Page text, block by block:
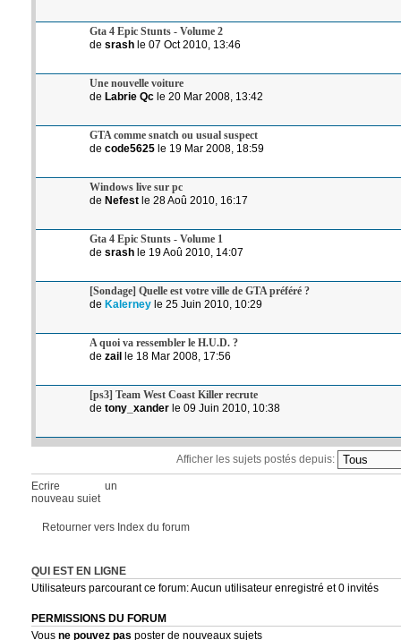
Gta 4 Epic Stunts - Volume 2
de srashle 07 Oct 2010, 13:46
Une nouvelle voiture
de Labrie Qcle 20 Mar 2008, 13:42
GTA comme snatch ou usual suspect
de code5625le 19 Mar 2008, 18:59
Windows live sur pc
de Nefestle 28 Aoû 2010, 16:17
Gta 4 Epic Stunts - Volume 1
de srashle 19 Aoû 2010, 14:07
[Sondage] Quelle est votre ville de GTA préféré ?
de Kalerneyle 25 Juin 2010, 10:29
A quoi va ressembler le H.U.D. ?
de zaille 18 Mar 2008, 17:56
[ps3] Team West Coast Killer recrute
de tony_xanderle 09 Juin 2010, 10:38
Afficher les sujets postés depuis:
Ecrire un
nouveau sujet
Retourner vers Index du forum
QUI EST EN LIGNE
Utilisateurs parcourant ce forum: Aucun utilisateur enregistré et 0 invités
PERMISSIONS DU FORUM
Vous ne pouvez pas poster de nouveaux sujets